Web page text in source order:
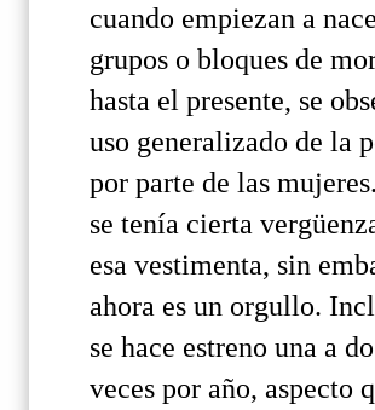
cuando empiezan a
grupos o bloques de
hasta el presente, se
uso generalizado de la
por parte de las
se tenía cierta
esa vestimenta, sin
ahora es un orgullo.
se hace estreno una a
veces por año, aspecto